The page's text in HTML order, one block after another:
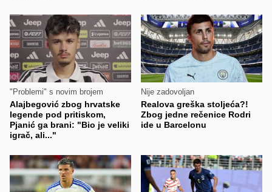
"Problemi" s novim brojem
Alajbegović zbog hrvatske
legende pod pritiskom,
Pjanić ga brani: "Bio je veliki
igrač, ali..."
Nije zadovoljan
Realova greška stoljeća?!
Zbog jedne rečenice Rodri
ide u Barcelonu